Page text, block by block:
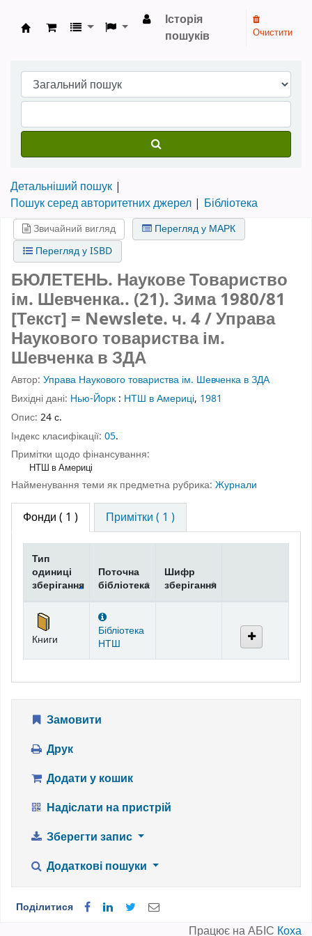
Бібліотека НТШ › Електронний каталог
Історія
пошуків
Очистити
Детальніший пошук
Пошук серед авторитетних джерел
Бібліотека
Звичайний вигляд
Перегляд у МАРК
Перегляд у ISBD
БЮЛЕТЕНЬ. Наукове Товариство
ім. Шевченка.. (21). Зима 1980/81
[Текст] = Newslete. ч. 4/ Управа
Наукового товариства ім.
Шевченка в ЗДА
Автор: Управа Наукового товариства ім. Шевченка в ЗДА
Вихідні дані: Нью-Йорк : НТШ в Америці, 1981
Опис: 24 с.
Індекс класифікації: 05.
Примітки щодо фінансування:
НТШ в Америці
Найменування теми як предметна рубрика: Журнали
Фонди ( 1 ) Примітки ( 1 )
Фонди
Тип
одиниці
зберігання
Поточна
бібліотека
Шифр
зберігання
Книги
Бібліотека
НТШ
Замовити
Друк
Додати у кошик
Надіслати на пристрій
Зберегти запис
Додаткові пошуки
Поділитися
Працює на АБІС Коха